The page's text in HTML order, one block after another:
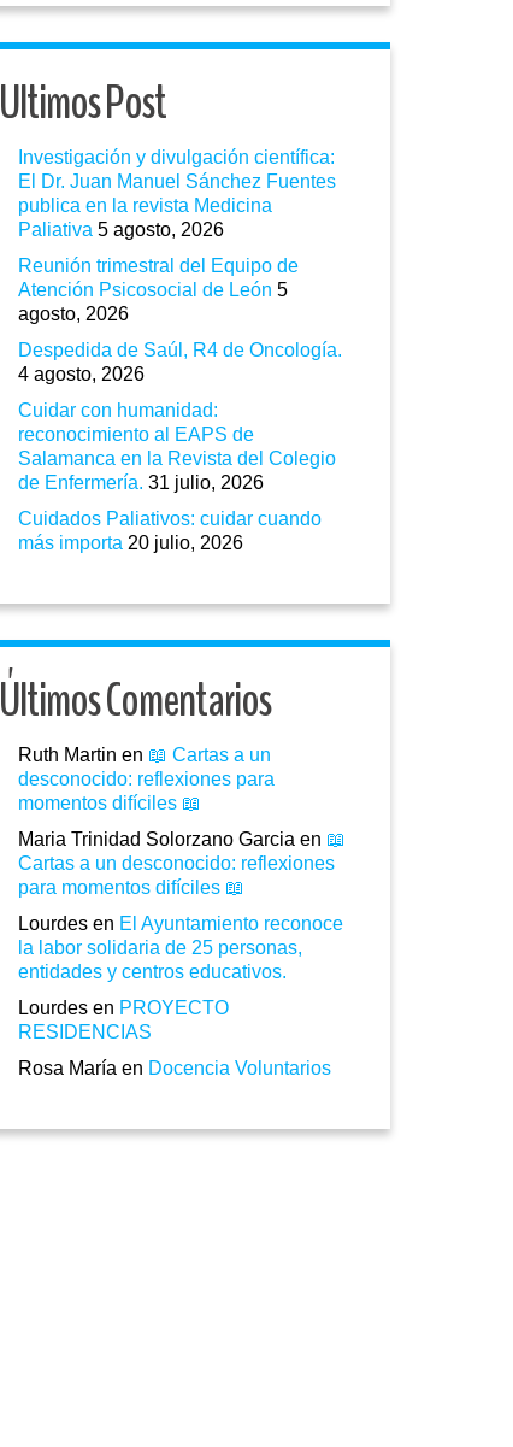
Ultimos Post
Investigación y divulgación científica:
El Dr. Juan Manuel Sánchez Fuentes
publica en la revista Medicina
Paliativa 5 agosto, 2026
Reunión trimestral del Equipo de
Atención Psicosocial de León 5
agosto, 2026
Despedida de Saúl, R4 de Oncología.
4 agosto, 2026
Cuidar con humanidad:
reconocimiento al EAPS de
Salamanca en la Revista del Colegio
de Enfermería. 31 julio, 2026
Cuidados Paliativos: cuidar cuando
más importa 20 julio, 2026
Últimos Comentarios
Ruth Martin en 📖 Cartas a un
desconocido: reflexiones para
momentos difíciles 📖
Maria Trinidad Solorzano Garcia en 📖
Cartas a un desconocido: reflexiones
para momentos difíciles 📖
Lourdes en El Ayuntamiento reconoce
la labor solidaria de 25 personas,
entidades y centros educativos.
Lourdes en PROYECTO
RESIDENCIAS
Rosa María en Docencia Voluntarios